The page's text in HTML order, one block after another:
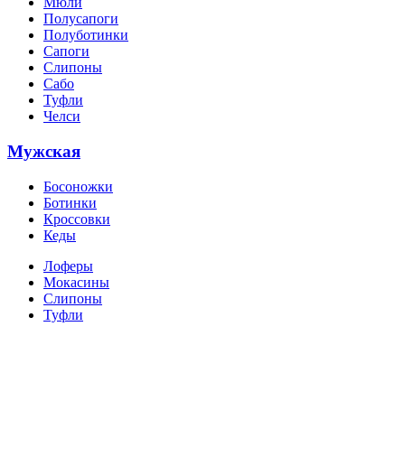
Полусапоги
Полуботинки
Сапоги
Слипоны
Сабо
Туфли
Челси
Мужская
Босоножки
Ботинки
Кроссовки
Кеды
Лоферы
Мокасины
Слипоны
Туфли